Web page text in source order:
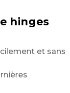
hinges
et sans